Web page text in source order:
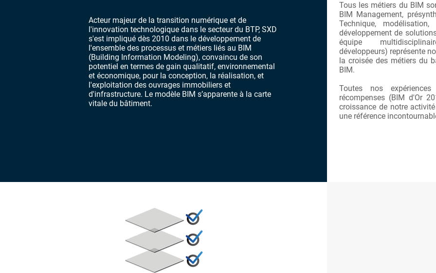
Acteur majeur de la transition numérique et de
l'innovation technologique dans le secteur du BTP, SXD
s'est impliqué dès 2010 dans le développement de
l'ensemble des processus et métiers liés au BIM
(Building Information Modeling), convaincu de son
potentiel en termes de gain qualitatif, environnemental
et économique, pour la conception, la réalisation, et
l'exploitation des ouvrages immobiliers et
d'infrastructure. Le modèle BIM s’apparente à la carte
vitale du bâtiment.
Tous les métiers du BIM
BIM Management,
Technique,
développement de
équipe
développeurs) représente
la croisée des métiers du
BIM.
Toutes nos
récompenses (BIM d'Or
croissance de notre
une référence